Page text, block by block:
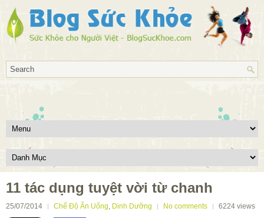
11 tác dụng tuyệt vời từ chanh
25/07/2014 Chế Độ Ăn Uống, Dinh Dưỡng No comments 6224 views